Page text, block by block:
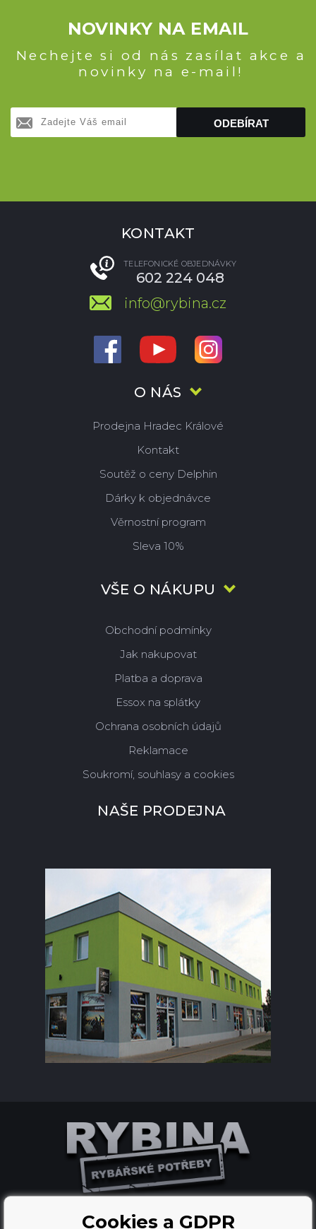
NOVINKY NA EMAIL
Nechejte si od nás zasílat akce a
novinky na e-mail!
ODEBÍRAT
O NÁS
Prodejna Hradec Králové
Kontakt
Soutěž o ceny Delphin
Dárky k objednávce
Věrnostní program
Sleva 10%
VŠE O NÁKUPU
Obchodní podmínky
Jak nakupovat
Platba a doprava
Essox na splátky
Ochrana osobních údajů
Reklamace
Soukromí, souhlasy a cookies
KONTAKT
TELEFONICKÉ OBJEDNÁVKY
602 224 048
info@rybina.cz
NAŠE PRODEJNA
Tvorba a pronájem eshopů
Cookies a GDPR